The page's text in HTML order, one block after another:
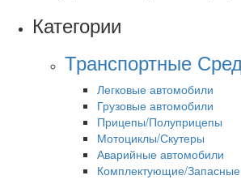
Категории
Транспортные
Легковые автомобили
Грузовые автомобили
Прицепы/Полуприцепы
Мотоциклы/Скутеры
Аварийные автомобили
Комплектующие/Запасные